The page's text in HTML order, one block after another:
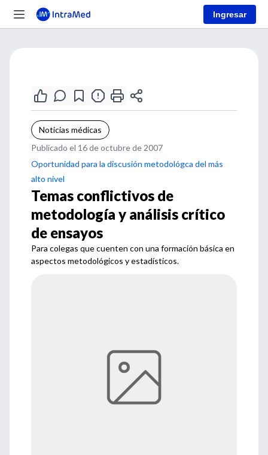
Ingresar
Noticias médicas
Publicado el 16 de octubre de 2007
Oportunidad para la discusión metodológca del más
alto nivel
Temas conflictivos de
metodología y análisis crítico
de ensayos
Para colegas que cuenten con una formación básica en
aspectos metodológicos y estadísticos.